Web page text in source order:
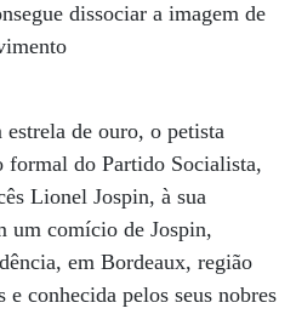
dissociar a imagem de
estrela de ouro, o petista
formal do Partido Socialista,
Lionel Jospin, à sua
um comício de Jospin,
em Bordeaux, região
conhecida pelos seus nobres